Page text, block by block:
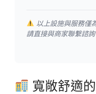
以上設施與服務僅
請直接與商家聯繫諮詢
寬敞舒適